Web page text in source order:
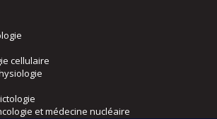
cellulaire
et médecine nucléaire